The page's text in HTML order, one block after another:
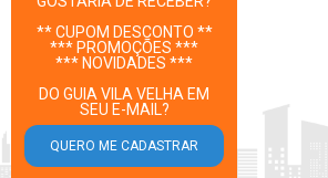
** CUPOM DESCONTO **
*** PROMOÇÕES ***
*** NOVIDADES ***
DO GUIA VILA VELHA EM
SEU E-MAIL?